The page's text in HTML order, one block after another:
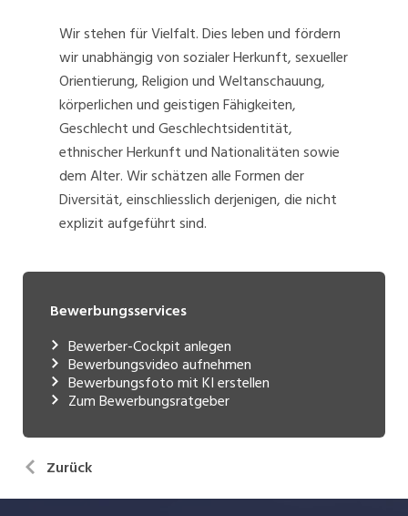
Wir stehen für Vielfalt. Dies leben und fördern
wir unabhängig von sozialer Herkunft, sexueller
Orientierung, Religion und Weltanschauung,
körperlichen und geistigen Fähigkeiten,
Geschlecht und Geschlechtsidentität,
ethnischer Herkunft und Nationalitäten sowie
dem Alter. Wir schätzen alle Formen der
Diversität, einschliesslich derjenigen, die nicht
explizit aufgeführt sind.
Bewerbungsservices
Bewerber-Cockpit anlegen
Bewerbungsvideo aufnehmen
Bewerbungsfoto mit KI erstellen
Zum Bewerbungsratgeber
Zurück